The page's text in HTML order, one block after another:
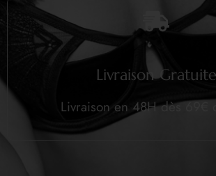
Livraison Gratuite
Livraison en 48H dès 69€